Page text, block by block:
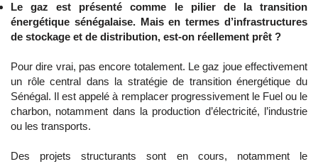
Le gaz est présenté comme le pilier de la transition
énergétique sénégalaise. Mais en termes d’infrastructures
de stockage et de distribution, est-on réellement prêt ?
Pour dire vrai, pas encore totalement. Le gaz joue effectivement
un rôle central dans la stratégie de transition énergétique du
Sénégal. Il est appelé à remplacer progressivement le Fuel ou le
charbon, notamment dans la production d’électricité, l’industrie
ou les transports.
Des projets structurants sont en cours, notamment le